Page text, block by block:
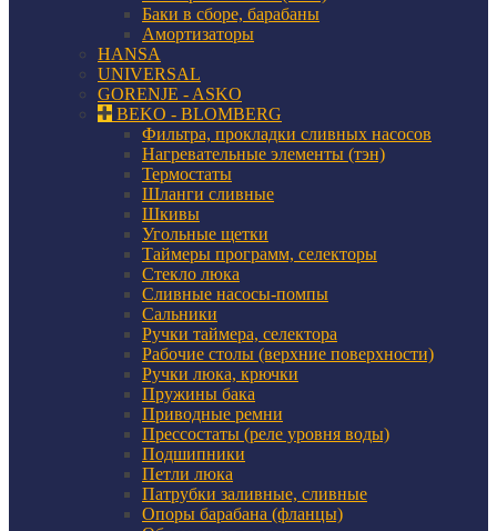
Баки в сборе, барабаны
Амортизаторы
HANSA
UNIVERSAL
GORENJE - ASKO
BEKO - BLOMBERG
Фильтра, прокладки сливных насосов
Нагревательные элементы (тэн)
Термостаты
Шланги сливные
Шкивы
Угольные щетки
Таймеры программ, селекторы
Стекло люка
Сливные насосы-помпы
Сальники
Ручки таймера, селектора
Рабочие столы (верхние поверхности)
Ручки люка, крючки
Пружины бака
Приводные ремни
Прессостаты (реле уровня воды)
Подшипники
Петли люка
Патрубки заливные, сливные
Опоры барабана (фланцы)